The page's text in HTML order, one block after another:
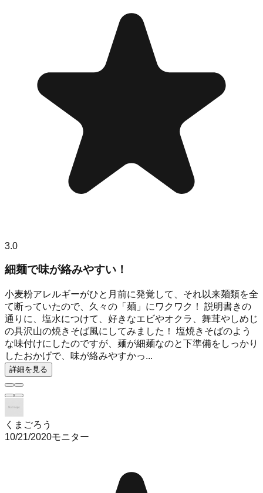
3.0
細麺で味が絡みやすい！
小麦粉アレルギーがひと月前に発覚して、それ以来麺類を全
て断っていたので、久々の「麺」にワクワク！ 説明書きの
通りに、塩水につけて、好きなエビやオクラ、舞茸やしめじ
の具沢山の焼きそば風にしてみました！ 塩焼きそばのよう
な味付けにしたのですが、麺が細麺なのと下準備をしっかり
したおかげで、味が絡みやすかっ...
詳細を見る
くまごろう
10/21/2020モニター